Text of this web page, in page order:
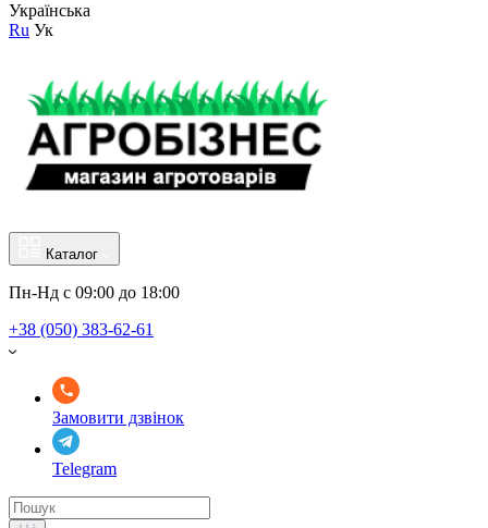
Українська
Ru Ук
Каталог
Пн-Нд с 09:00 до 18:00
+38 (050) 383-62-61
Замовити дзвінок
Telegram